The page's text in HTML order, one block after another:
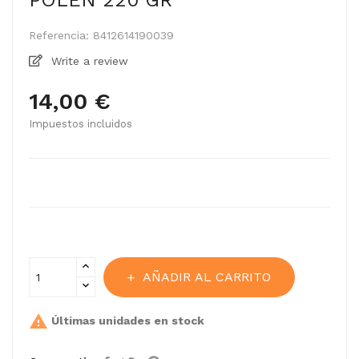
Referencia: 8412614190039
Write a review
14,00 €
Impuestos incluidos
AÑADIR AL CARRITO
 Últimas unidades en stock